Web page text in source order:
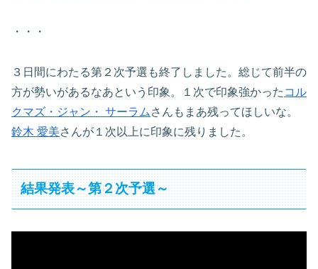
・・・
３日間にわたる第２次予選も終了しました。総じて前半の
方が勢いがあるなあという印象。１次で印象強かった コル
クマズ・ジャン・ サーラム さんもまあ残ってほしいな。
鈴木 愛美さんが１次以上に印象に残りました。
結果発表～第２次予選～